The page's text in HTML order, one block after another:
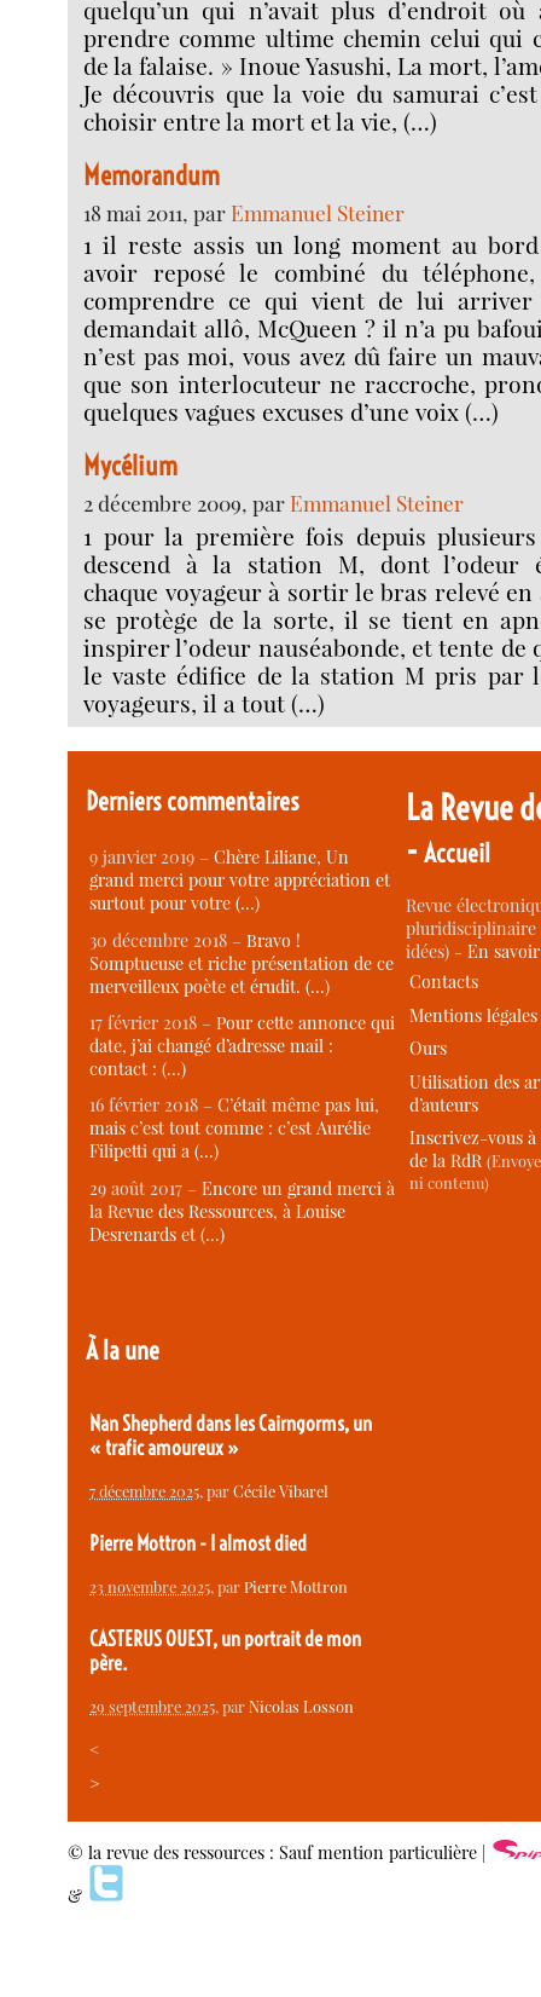
quelqu’un qui n’avait plus d’endroit
prendre comme ultime chemin celui qui
de la falaise. » Inoue Yasushi, La mort,
Je découvris que la voie du samurai
choisir entre la mort et la vie, (…)
Memorandum
18 mai 2011, parEmmanuel Steiner
1 il reste assis un long moment au
avoir reposé le combiné du
comprendre ce qui vient de lui
demandait allô, McQueen ? il n’a pu
n’est pas moi, vous avez dû faire un
que son interlocuteur ne raccroche,
quelques vagues excuses d’une voix (…)
Mycélium
2 décembre 2009, parEmmanuel Steiner
1 pour la première fois depuis plusieurs
descend à la station M, dont l’odeur
chaque voyageur à sortir le bras relevé en
se protège de la sorte, il se tient en
inspirer l’odeur nauséabonde, et tente de
le vaste édifice de la station M pris par
voyageurs, il a tout (…)
Derniers commentaires
9 janvier 2019 –Chère Liliane, Un
grand merci pour votre appréciation et
surtout pour votre (…)
30 décembre 2018 –Bravo !
Somptueuse et riche présentation de ce
merveilleux poète et érudit. (…)
17 février 2018 –Pour cette annonce qui
date, j’ai changé d’adresse mail :
contact : (…)
16 février 2018 –C’était même pas lui,
mais c’est tout comme : c’est Aurélie
Filipetti qui a (…)
29 août 2017 –Encore un grand merci à
la Revue des Ressources, à Louise
Desrenards et (…)
À la une
Nan Shepherd dans les Cairngorms, un
« trafic amoureux »
7 décembre 2025, parCécile Vibarel
Pierre Mottron - I almost died
23 novembre 2025, parPierre Mottron
CASTERUS OUEST, un portrait de mon
père.
29 septembre 2025, parNicolas Losson
<
>
La Revue
-Accueil
Revue
idées) -En
Contacts
Mentions légales
Ours
Utilisation des
d’auteurs
Inscrivez-vous
de la RdR
ni contenu)
© la revue des ressources : Sauf mention particulière |
&